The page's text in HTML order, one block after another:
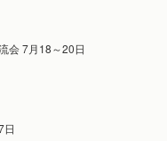
会 7月18～20日
日